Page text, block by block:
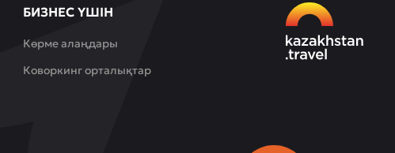
БИЗНЕС ҮШІН
Көрме алаңдары
Коворкинг орталықтар